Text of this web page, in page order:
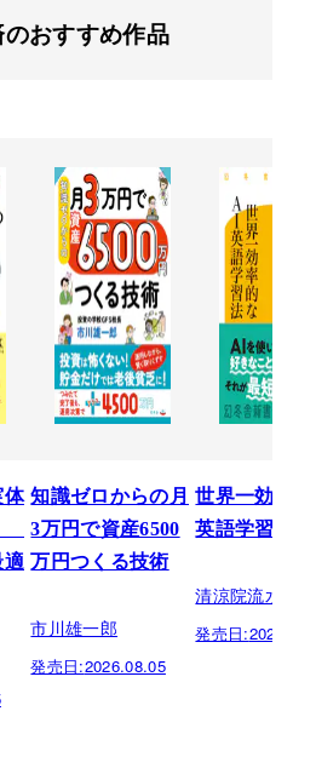
おすすめ作品
体
適
知識ゼロからの月
3万円で資産6500
万円つくる技術
市川雄一郎
発売日:2026.08.05
世界一効率
英語学習法
清涼院流水
発売日: